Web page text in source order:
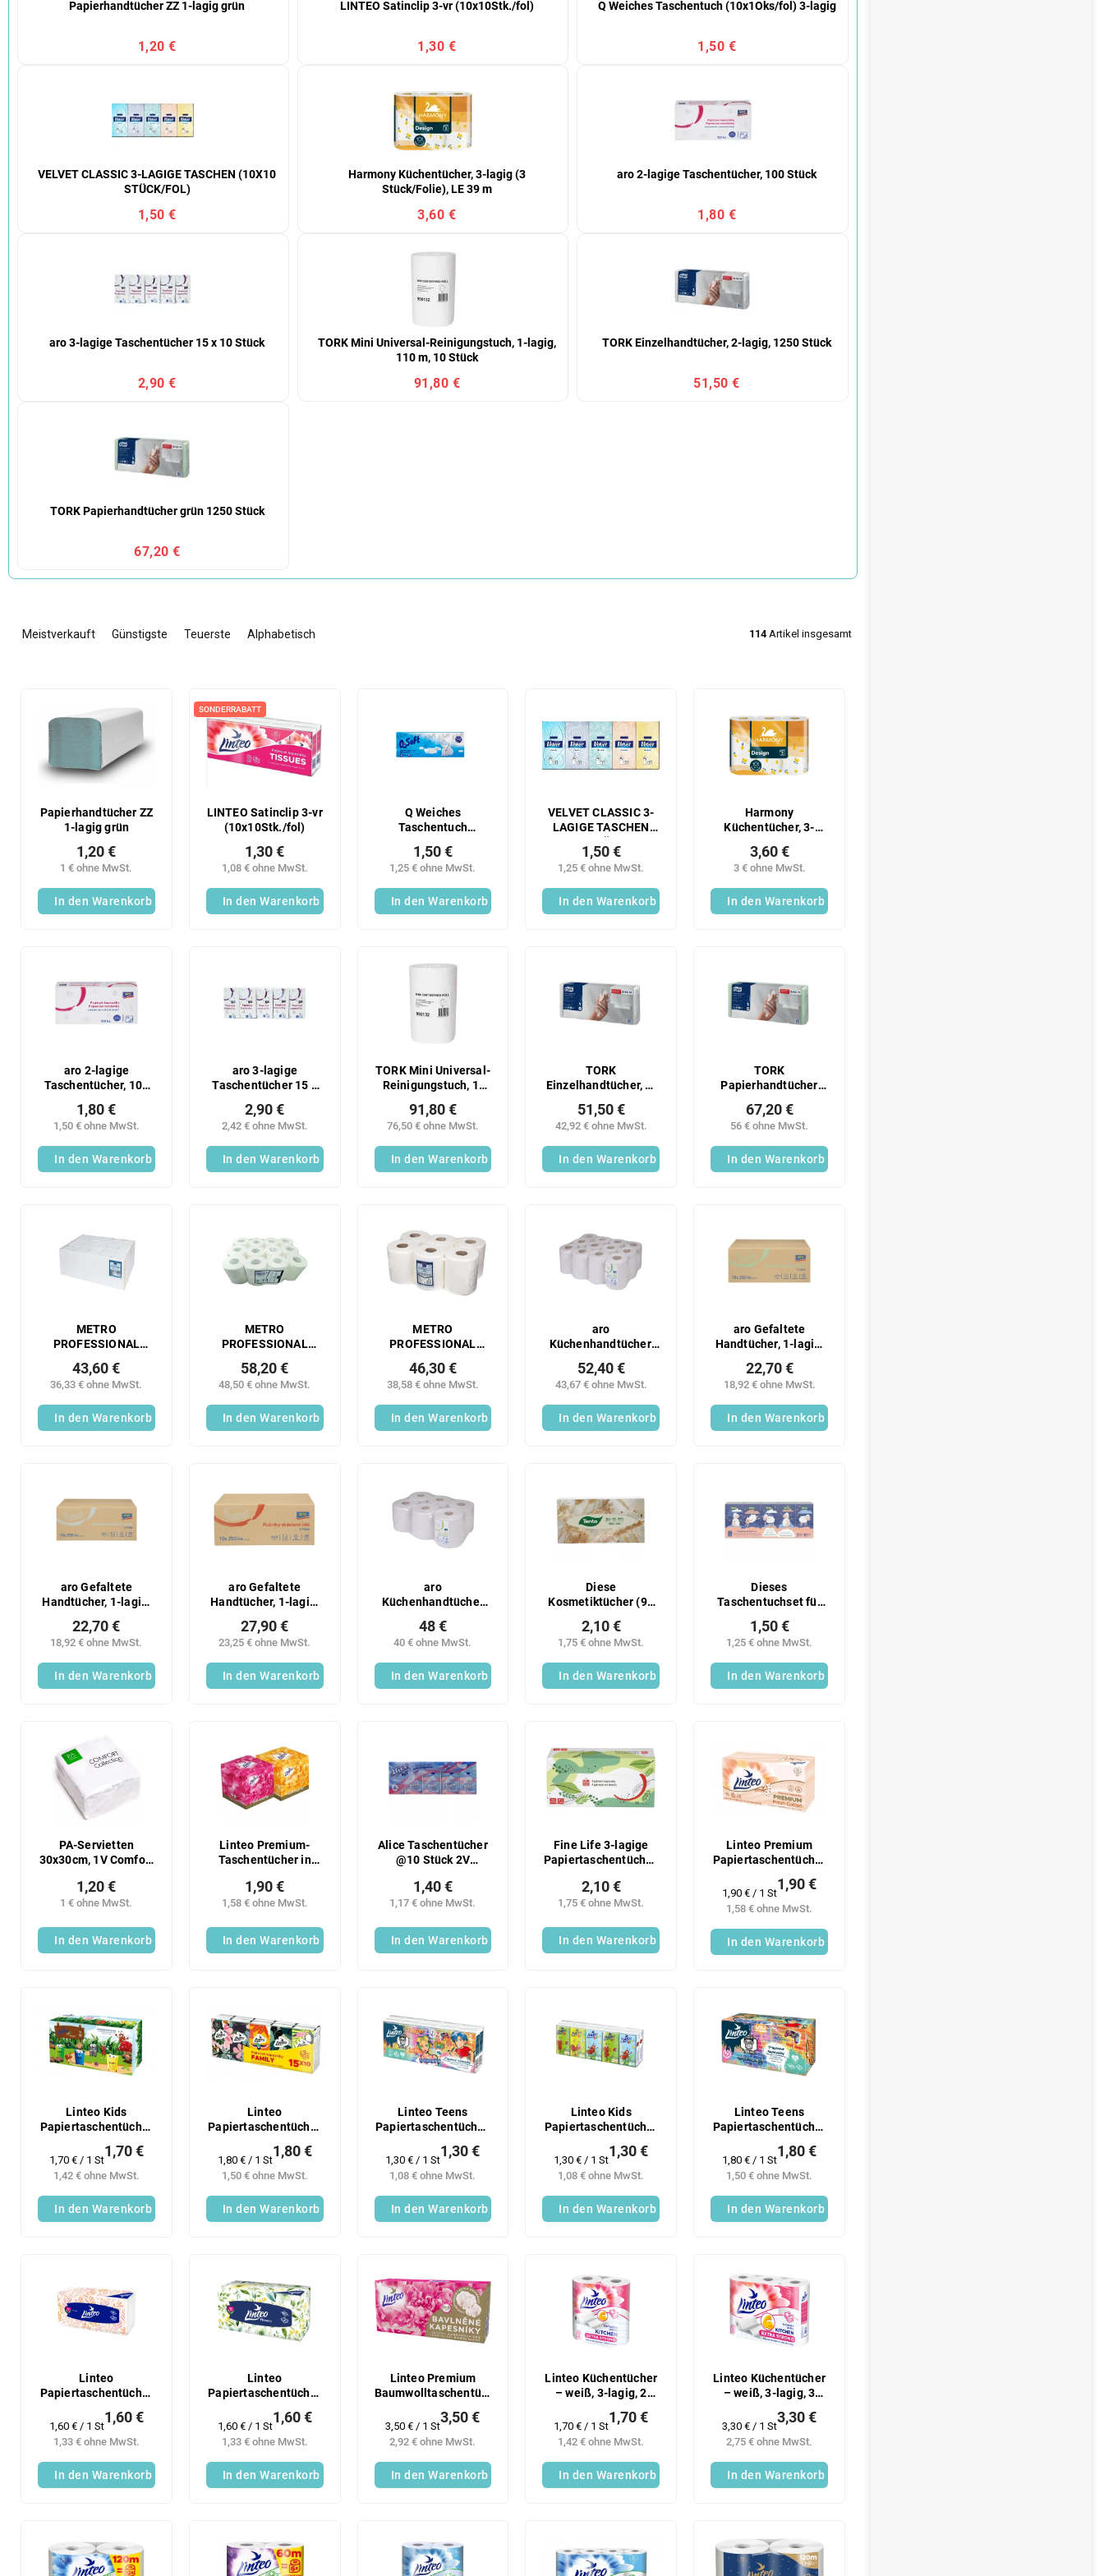
Papierhandtücher ZZ 1-lagig grün
1,20 €
LINTEO Satinclip 3-vr (10x10Stk./fol)
1,30 €
Q Weiches Taschentuch (10x1Oks/fol) 3-lagig
1,50 €
VELVET CLASSIC 3-LAGIGE TASCHEN (10X10
STÜCK/FOL)
1,50 €
Harmony Küchentücher, 3-lagig (3
Stück/Folie), LE 39 m
3,60 €
aro 2-lagige Taschentücher, 100 Stück
1,80 €
aro 3-lagige Taschentücher 15 x 10 Stück
2,90 €
TORK Mini Universal-Reinigungstuch, 1-lagig,
110 m, 10 Stück
91,80 €
TORK Einzelhandtücher, 2-lagig, 1250 Stück
51,50 €
TORK Papierhandtücher grün 1250 Stück
67,20 €
Meistverkauft Günstigste Teuerste Alphabetisch 114Artikel insgesamt
Papierhandtücher ZZ
1-lagig grün
1 € ohne MwSt.
1,20 €
In den Warenkorb
SONDERRABATT
LINTEO Satinclip 3-vr
(10x10Stk./fol)
1,08 € ohne MwSt.
1,30 €
In den Warenkorb
Q Weiches
Taschentuch
1,25 € ohne MwSt.
1,50 €
In den Warenkorb
VELVET CLASSIC 3-
LAGIGE TASCHEN
1,25 € ohne MwSt.
1,50 €
In den Warenkorb
Harmony
Küchentücher, 3-
LE 39 m
3 € ohne MwSt.
3,60 €
In den Warenkorb
aro 2-lagige
Taschentücher, 100
1,50 € ohne MwSt.
1,80 €
In den Warenkorb
aro 3-lagige
Taschentücher 15 x
2,42 € ohne MwSt.
2,90 €
In den Warenkorb
TORK Mini Universal-
Reinigungstuch, 1-
76,50 € ohne MwSt.
91,80 €
In den Warenkorb
TORK
Einzelhandtücher, 2-
42,92 € ohne MwSt.
51,50 €
In den Warenkorb
TORK
Papierhandtücher
56 € ohne MwSt.
67,20 €
In den Warenkorb
METRO
PROFESSIONAL
Papierhandtücher 20
x 150 Stück
36,33 € ohne MwSt.
43,60 €
In den Warenkorb
METRO
PROFESSIONAL
2-lagig, 65 m, 12
Stück
48,50 € ohne MwSt.
58,20 €
In den Warenkorb
METRO
PROFESSIONAL
2-lagig 120 m 6 Stück
38,58 € ohne MwSt.
46,30 €
In den Warenkorb
aro
Küchenhandtücher,
75 m, 12 Stück
43,67 € ohne MwSt.
52,40 €
In den Warenkorb
aro Gefaltete
Handtücher, 1-lagig,
18,92 € ohne MwSt.
22,70 €
In den Warenkorb
aro Gefaltete
Handtücher, 1-lagig,
18,92 € ohne MwSt.
22,70 €
In den Warenkorb
aro Gefaltete
Handtücher, 1-lagig,
23,25 € ohne MwSt.
27,90 €
In den Warenkorb
aro
Küchenhandtücher
Stück
40 € ohne MwSt.
48 €
In den Warenkorb
Diese
Kosmetiktücher (90
1,75 € ohne MwSt.
2,10 €
In den Warenkorb
Dieses
Taschentuchset für
1,25 € ohne MwSt.
1,50 €
In den Warenkorb
PA-Servietten
30x30cm, 1V Comfort
1 € ohne MwSt.
1,20 €
In den Warenkorb
Linteo Premium-
Taschentücher in
60 Stück, 3V
1,58 € ohne MwSt.
1,90 €
In den Warenkorb
Alice Taschentücher
@10 Stück 2V
1,17 € ohne MwSt.
1,40 €
In den Warenkorb
Fine Life 3-lagige
Papiertaschentücher,
1,75 € ohne MwSt.
2,10 €
In den Warenkorb
Linteo Premium
Papiertaschentücher
Stück pro Packung
1,58 € ohne MwSt.
1,90 €
Verkaufspreis:
1,90 € / 1 St
In den Warenkorb
Linteo Kids
Papiertaschentücher
Balsam, 90 Stück in
einer Packung
1,42 € ohne MwSt.
1,70 €
Verkaufspreis:
1,70 € / 1 St
In den Warenkorb
Linteo
Papiertaschentücher
Stück
1,50 € ohne MwSt.
1,80 €
Verkaufspreis:
1,80 € / 1 St
In den Warenkorb
Linteo Teens
Papiertaschentücher,
1,08 € ohne MwSt.
1,30 €
Verkaufspreis:
1,30 € / 1 St
In den Warenkorb
Linteo Kids
Papiertaschentücher
10×10 Stück
1,08 € ohne MwSt.
1,30 €
Verkaufspreis:
1,30 € / 1 St
In den Warenkorb
Linteo Teens
Papiertaschentücher
Stück in einer
Packung
1,50 € ohne MwSt.
1,80 €
Verkaufspreis:
1,80 € / 1 St
In den Warenkorb
Linteo
Papiertaschentücher
Stück im Beutel
1,33 € ohne MwSt.
1,60 €
Verkaufspreis:
1,60 € / 1 St
In den Warenkorb
Linteo
Papiertaschentücher
Stück in einer
Schachtel
1,33 € ohne MwSt.
1,60 €
Verkaufspreis:
1,60 € / 1 St
In den Warenkorb
Linteo Premium
Baumwolltaschentücher
2,92 € ohne MwSt.
3,50 €
Verkaufspreis:
3,50 € / 1 St
In den Warenkorb
Linteo Küchentücher
– weiß, 3-lagig, 2
1,42 € ohne MwSt.
1,70 €
Verkaufspreis:
1,70 € / 1 St
In den Warenkorb
Linteo Küchentücher
– weiß, 3-lagig, 3
2,75 € ohne MwSt.
3,30 €
Verkaufspreis:
3,30 € / 1 St
In den Warenkorb